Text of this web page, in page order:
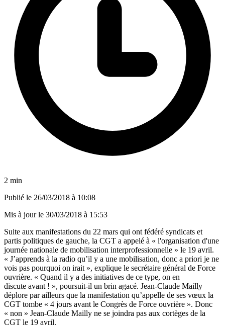
2 min
Publié le 26/03/2018 à 10:08
Mis à jour le 30/03/2018 à 15:53
Suite aux manifestations du 22 mars qui ont fédéré syndicats et
partis politiques de gauche, la CGT a appelé à « l'organisation d'une
journée nationale de mobilisation interprofessionnelle » le 19 avril.
« J’apprends à la radio qu’il y a une mobilisation, donc a priori je ne
vois pas pourquoi on irait », explique le secrétaire général de Force
ouvrière. « Quand il y a des initiatives de ce type, on en
discute avant ! », poursuit-il un brin agacé. Jean-Claude Mailly
déplore par ailleurs que la manifestation qu’appelle de ses vœux la
CGT tombe « 4 jours avant le Congrès de Force ouvrière ». Donc
« non » Jean-Claude Mailly ne se joindra pas aux cortèges de la
CGT le 19 avril.